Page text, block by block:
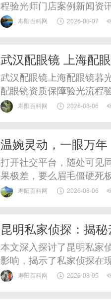
程验光师门店案例新闻资
惠，兼顾高专业度与高性
寿阳百科网 2026-08-07
武汉配眼镜 上海配
武汉配眼镜上海配眼镜暮
配眼镜资质保障验光流程
惠，兼顾高专业度与高性
寿阳百科网 2026-08-06
温婉灵动，一眼万
张脸的点睛之笔！
打开社交平台，随处可见
果极差，要么眉毛僵硬死
翻倍，甚至短短一年就掉
品牌，久匠以东方骨相美
寿阳百科网 2026-08-06
昆明私家侦探：揭
本文深入探讨了昆明私家
影响，揭示了私家侦探在
寿阳百科网 2026-08-05